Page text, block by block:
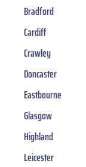
Bradford
Cardiff
Crawley
Doncaster
Eastbourne
Glasgow
Highland
Leicester